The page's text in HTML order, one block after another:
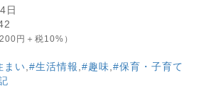
日
円＋税10%）
まい #生活情報 #趣味 #保育・子育て